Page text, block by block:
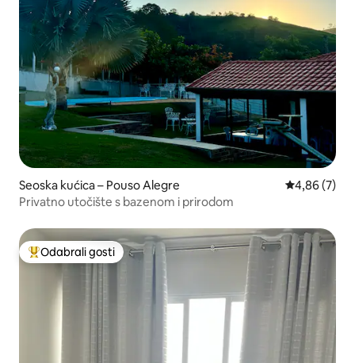
Seoska kućica – Pouso Alegre Prosječna
4,86 (7)
Privatno utočište s bazenom i prirodom
Među najviše rangiranima s oznakom „Odabrali gosti”
Odabrali gosti